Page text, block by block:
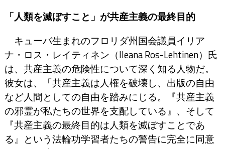
「人類を滅ぼすこと」が共産主義の最終目的
キューバ生まれのフロリダ州国会議員イリア
ナ・ロス・レイティネン（Ileana Ros-Lehtinen）氏
は、共産主義の危険性について深く知る人物だ。
彼女は、「共産主義は人権を破壊し、出版の自由
など人間としての自由を踏みにじる。『共産主義
の邪霊が私たちの世界を支配している』、そして
『共産主義の最終目的は人類を滅ぼすことであ
る』という法輪功学習者たちの警告に完全に同意